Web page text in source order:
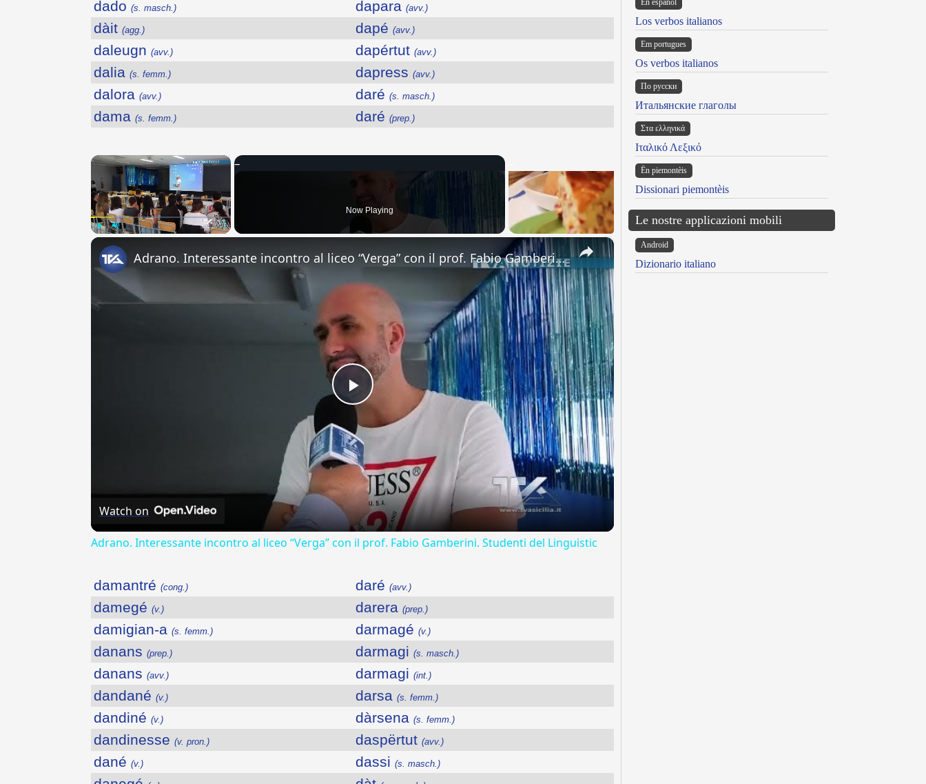
dado (s. masch.) dapara (avv.)
dàit (agg.) dapé (avv.)
daleugn (avv.) dapértut (avv.)
dalia (s. femm.) dapress (avv.)
dalora (avv.) daré (s. masch.)
dama (s. femm.) daré (prep.)
×
Now Playing
×
Play
Video
Adrano. Interessante incontro al liceo “Verga” con il prof. Fabio Gamberini. Studenti del Linguistic
Watch on
Adrano. Interessante incontro al liceo “Verga” con il prof. Fabio Gamberini. Studenti del Linguistic
damantré (cong.) daré (avv.)
damegé (v.) darera (prep.)
damigian-a (s. femm.) darmagé (v.)
danans (prep.) darmagi (s. masch.)
danans (avv.) darmagi (int.)
dandané (v.) darsa (s. femm.)
dandiné (v.) dàrsena (s. femm.)
dandinesse (v. pron.) daspërtut (avv.)
dané (v.) dassi (s. masch.)
En español
Los verbos italianos
Em portugues
Os verbos italianos
По русски
Итальянские глаголы
Στα ελληνικά
Ιταλικό Λεξικό
Ën piemontèis
Dissionari piemontèis
Le nostre applicazioni mobili
Android
Dizionario italiano